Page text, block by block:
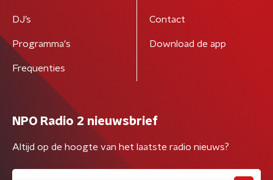
DJ’s
Programma's
Frequenties
Contact
Download de app
NPO Radio 2 nieuwsbrief
Altijd op de hoogte van het laatste radio nieuws?